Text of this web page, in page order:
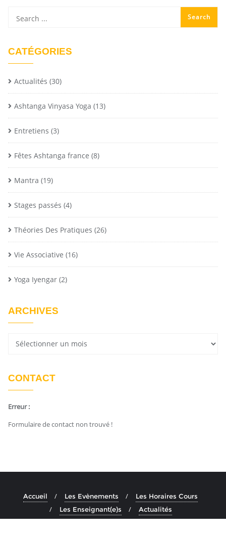
CATÉGORIES
Actualités (30)
Ashtanga Vinyasa Yoga (13)
Entretiens (3)
Fêtes Ashtanga france (8)
Mantra (19)
Stages passés (4)
Théories Des Pratiques (26)
Vie Associative (16)
Yoga Iyengar (2)
ARCHIVES
CONTACT
Erreur :
Formulaire de contact non trouvé !
Accueil Les Evènements
Les Horaires Cours
Les Enseignant(e)s
Actualités